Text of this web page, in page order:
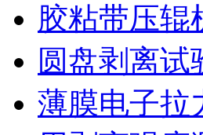
胶粘带压辊
圆盘剥离试
薄膜电子拉